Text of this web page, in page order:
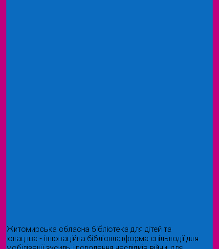
Житомирська обласна бібліотека для дітей та
юнацтва - інноваційна бібліоплатформа спільнодії для